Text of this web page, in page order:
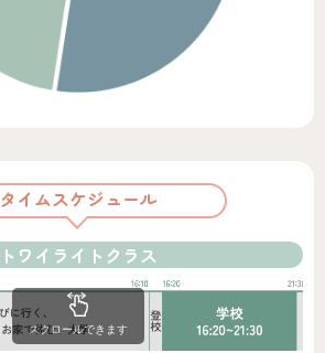
タイムスケジュール
トワイライトクラス
スクロールできます